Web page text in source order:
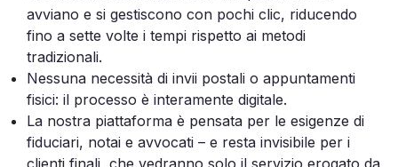
avviano e si gestiscono con pochi clic, riducendo
fino a sette volte i tempi rispetto ai metodi
tradizionali.
Nessuna necessità di invii postali o appuntamenti
fisici: il processo è interamente digitale.
La nostra piattaforma è pensata per le esigenze di
fiduciari, notai e avvocati – e resta invisibile per i
clienti finali, che vedranno solo il servizio erogato da